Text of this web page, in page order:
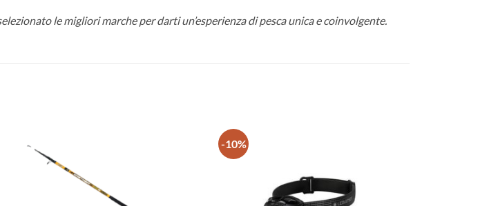
le migliori marche per darti un’esperienza di pesca unica e coinvolgente.
-10%